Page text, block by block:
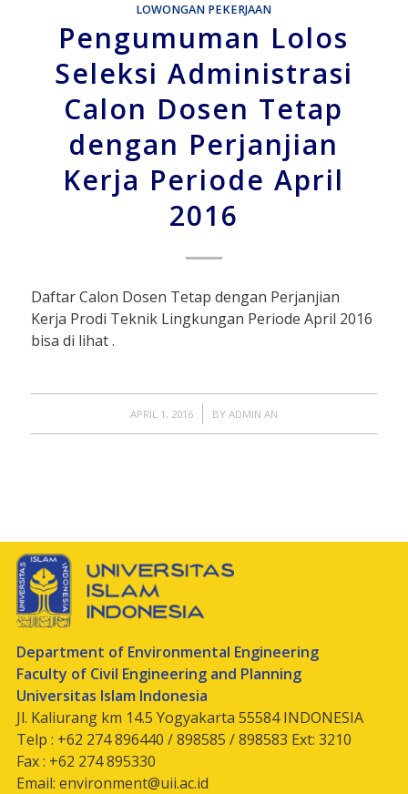
LOWONGAN PEKERJAAN
Pengumuman Lolos
Seleksi Administrasi
Calon Dosen Tetap
dengan Perjanjian
Kerja Periode April
2016
Daftar Calon Dosen Tetap dengan Perjanjian
Kerja Prodi Teknik Lingkungan Periode April 2016
bisa di lihat .
APRIL 1, 2016
/ BY ADMIN AN
Department of Environmental Engineering
Faculty of Civil Engineering and Planning
Universitas Islam Indonesia
Jl. Kaliurang km 14.5 Yogyakarta 55584 INDONESIA
Telp : +62 274 896440 / 898585 / 898583 Ext: 3210
Fax : +62 274 895330
Email: environment@uii.ac.id